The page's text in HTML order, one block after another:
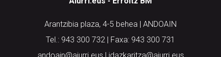
Arantzibia plaza, 4-5 behea | ANDOAIN
Tel.: 943 300 732 | Faxa: 943 300 731
andoain@aiurri.eus | idazkaritza@aiurri.eus